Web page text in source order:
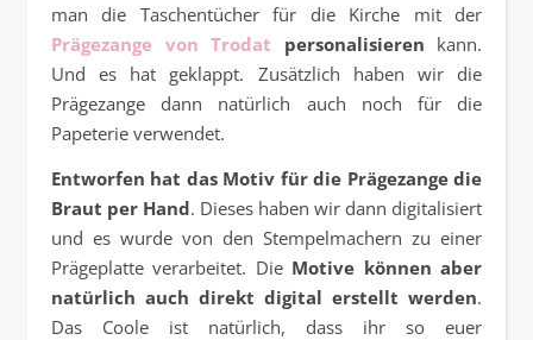
man die Taschentücher für die Kirche mit der
Prägezange von Trodat personalisieren kann.
Und es hat geklappt. Zusätzlich haben wir die
Prägezange dann natürlich auch noch für die
Papeterie verwendet.
Entworfen hat das Motiv für die Prägezange die
Braut per Hand. Dieses haben wir dann digitalisiert
und es wurde von den Stempelmachern zu einer
Prägeplatte verarbeitet. Die Motive können aber
natürlich auch direkt digital erstellt werden.
Das Coole ist natürlich, dass ihr so euer